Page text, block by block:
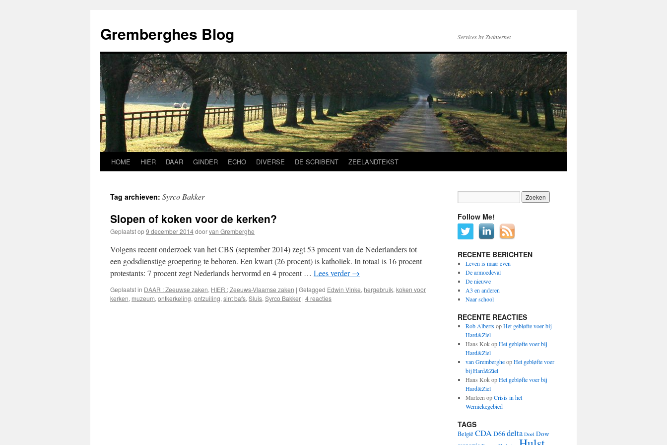
de
inhoud
Gremberghes Blog Services by Zwinternet
HOME HIER DAAR GINDER ECHO DIVERSE DE SCRIBENT ZEELANDTEKST
Tag archieven: Syrco Bakker
Slopen of koken voor de kerken?
Geplaatst op9 december 2014doorvan Gremberghe
Volgens recent onderzoek van het CBS (september 2014) zegt 53 procent van de Nederlanders tot
een godsdienstige groepering te behoren. Een kwart (26 procent) is katholiek. In totaal is 16 procent
protestants: 7 procent zegt Nederlands hervormd en 4 procent … Lees verder→
Geplaatst in DAAR : Zeeuwse zaken, HIER ; Zeeuws-Vlaamse zaken | Getagged Edwin Vinke, hergebruik, koken voor
kerken, muzeum, ontkerkeling, ontzuiling, sint bafs, Sluis, Syrco Bakker | 4 reacties
Follow Me!
RECENTE BERICHTEN
Leven is maar even
De armoedeval
De nieuwe
A3 en anderen
Naar school
RECENTE REACTIES
Rob AlbertsopHet gebløfte voer bij
Hard&Ziel
Hans KokopHet gebløfte voer bij
Hard&Ziel
van GrembergheopHet gebløfte voer
bij Hard&Ziel
Hans KokopHet gebløfte voer bij
Hard&Ziel
Marleen opCrisis in het
Wernickegebied
TAGS
België CDAD66delta Doel Dow